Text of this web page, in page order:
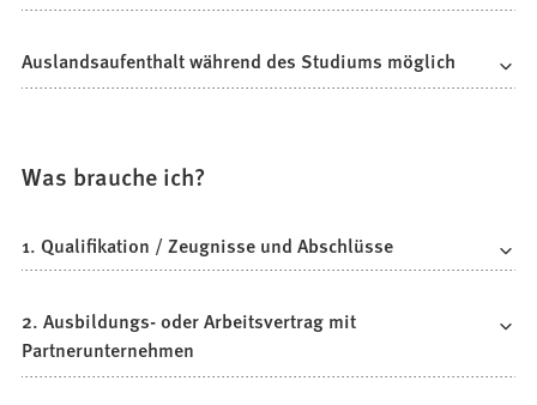
Auslandsaufenthalt während des Studiums möglich
Was brauche ich?
1. Qualifikation / Zeugnisse und Abschlüsse
2. Ausbildungs- oder Arbeitsvertrag mit
Partnerunternehmen